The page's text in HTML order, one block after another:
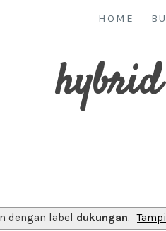
HOME
dengan label dukungan.